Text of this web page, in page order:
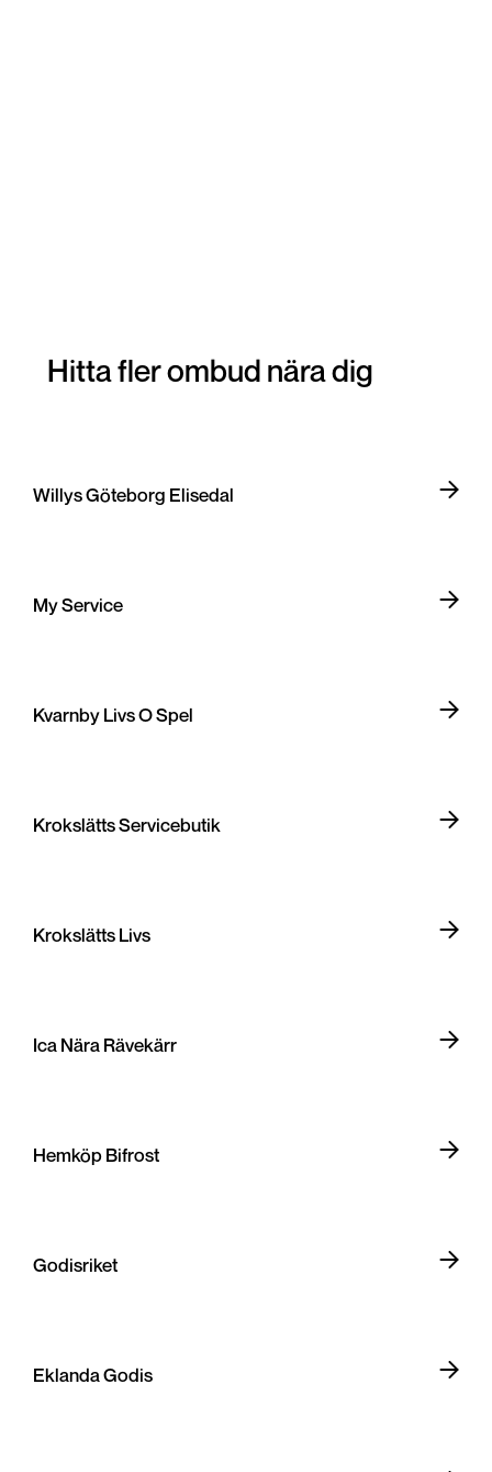
Hitta fler ombud nära dig
Willys Göteborg Elisedal
My Service
Kvarnby Livs O Spel
Krokslätts Servicebutik
Krokslätts Livs
Ica Nära Rävekärr
Hemköp Bifrost
Godisriket
Eklanda Godis